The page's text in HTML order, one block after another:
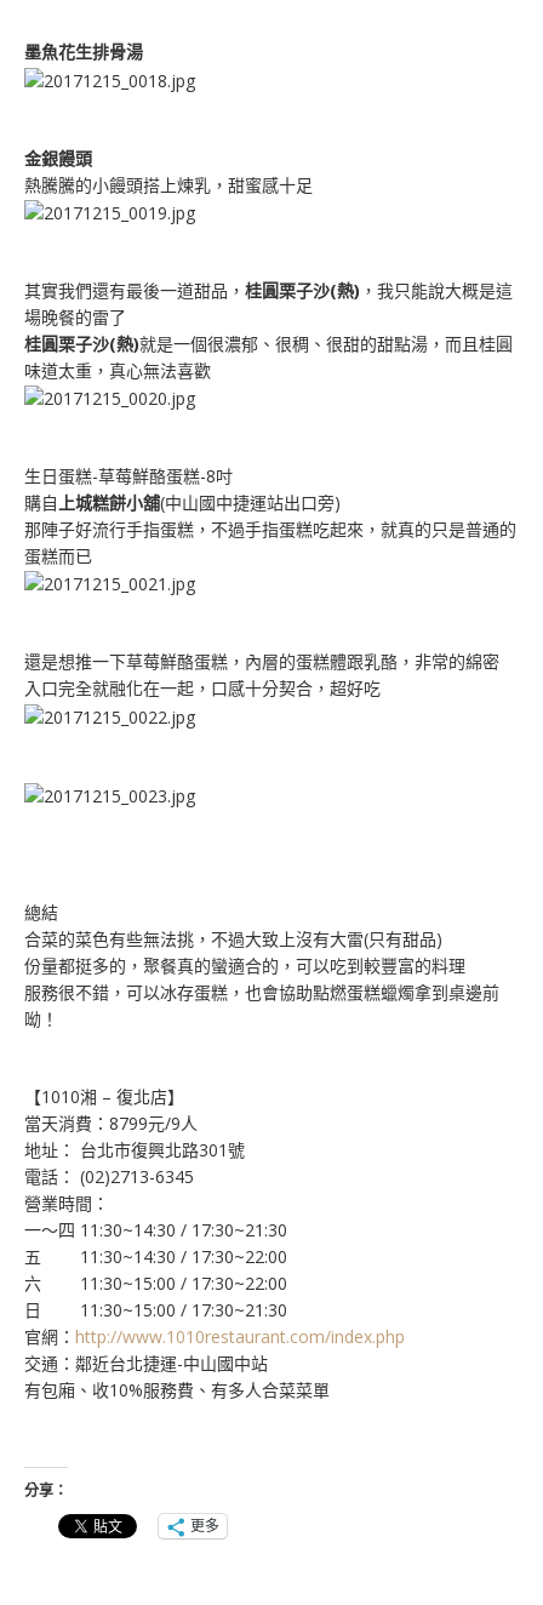
墨魚花生排骨湯
金銀饅頭
熱騰騰的小饅頭搭上煉乳，甜蜜感十足
其實我們還有最後一道甜品， 桂圓栗子沙(熱) ，我只能說大概是這
場晚餐的雷了
桂圓栗子沙(熱)就是一個很濃郁、很稠、很甜的甜點湯，而且桂圓
味道太重，真心無法喜歡
生日蛋糕-草莓鮮酪蛋糕-8吋
購自上城糕餅小舖(中山國中捷運站出口旁)
那陣子好流行手指蛋糕，不過手指蛋糕吃起來，就真的只是普通的
蛋糕而已
還是想推一下草莓鮮酪蛋糕，內層的蛋糕體跟乳酪，非常的綿密
入口完全就融化在一起，口感十分契合，超好吃
總結
合菜的菜色有些無法挑，不過大致上沒有大雷(只有甜品)
份量都挺多的，聚餐真的蠻適合的，可以吃到較豐富的料理
服務很不錯，可以冰存蛋糕，也會協助點燃蛋糕蠟燭拿到桌邊前
呦！
【1010湘 – 復北店】
當天消費：8799元/9人
地址： 台北市復興北路301號
電話： (02)2713-6345
營業時間：
一～四 11:30~14:30 / 17:30~21:30
五 11:30~14:30 / 17:30~22:00
六 11:30~15:00 / 17:30~22:00
日 11:30~15:00 / 17:30~21:30
官網： http://www.1010restaurant.com/index.php
交通：鄰近台北捷運-中山國中站
有包廂、收10%服務費、有多人合菜菜單
分享：
更多